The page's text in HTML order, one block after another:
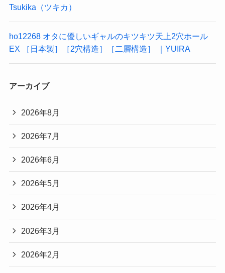
Tsukika（ツキカ）
ho12268 オタに優しいギャルのキツキツ天上2穴ホール
EX ［日本製］［2穴構造］［二層構造］ ｜YUIRA
アーカイブ
2026年8月
2026年7月
2026年6月
2026年5月
2026年4月
2026年3月
2026年2月